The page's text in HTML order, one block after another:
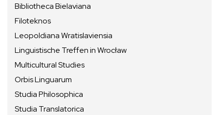
Bibliotheca Bielaviana
Filoteknos
Leopoldiana Wratislaviensia
Linguistische Treffen in Wrocław
Multicultural Studies
Orbis Linguarum
Studia Philosophica
Studia Translatorica